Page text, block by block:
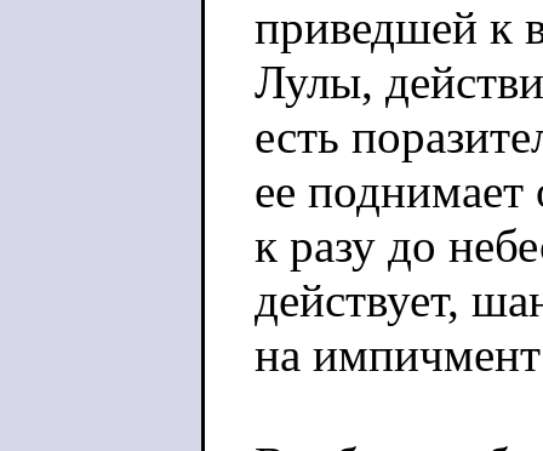
приведшей к
Лулы,
есть
ее поднимает
к разу до
действует,
на